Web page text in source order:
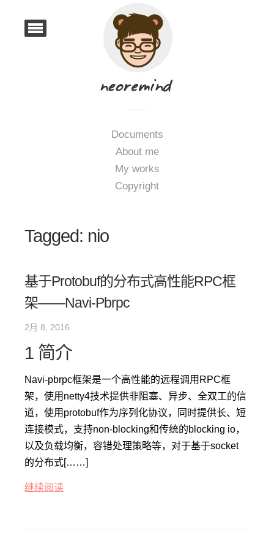
Documents
About me
My works
Copyright
Tagged: nio
基于Protobuf的分布式高性能RPC框
架——Navi-Pbrpc
2月 8, 2016
1 简介
Navi-pbrpc框架是一个高性能的远程调用RPC框
架，使用netty4技术提供非阻塞、异步、全双工的信
道，使用protobuf作为序列化协议，同时提供长、短
连接模式，支持non-blocking和传统的blocking io，
以及负载均衡，容错处理策略等，对于基于socket
的分布式[……]
继续阅读